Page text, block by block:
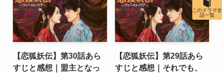
【恋狐妖伝】第30話あら
すじと感想｜盟主となっ
【恋狐妖伝】第29話あら
すじと感想｜それでも、
このドラマ全
話一覧